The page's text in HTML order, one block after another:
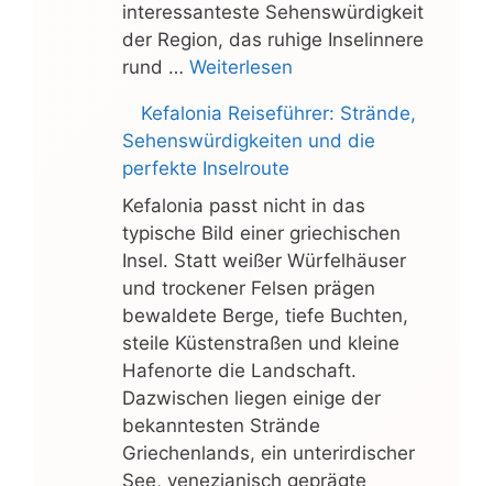
interessanteste Sehenswürdigkeit
der Region, das ruhige Inselinnere
rund … Weiterlesen
Kefalonia Reiseführer: Strände,
Sehenswürdigkeiten und die
perfekte Inselroute
Kefalonia passt nicht in das
typische Bild einer griechischen
Insel. Statt weißer Würfelhäuser
und trockener Felsen prägen
bewaldete Berge, tiefe Buchten,
steile Küstenstraßen und kleine
Hafenorte die Landschaft.
Dazwischen liegen einige der
bekanntesten Strände
Griechenlands, ein unterirdischer
See, venezianisch geprägte